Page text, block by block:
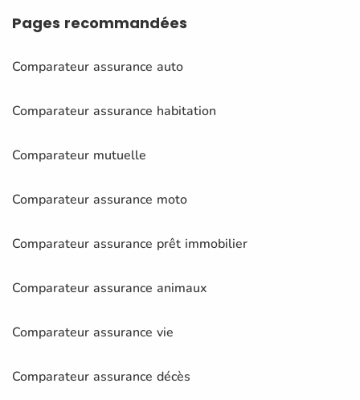
Pages recommandées
Comparateur assurance auto
Comparateur assurance habitation
Comparateur mutuelle
Comparateur assurance moto
Comparateur assurance prêt immobilier
Comparateur assurance animaux
Comparateur assurance vie
Comparateur assurance décès